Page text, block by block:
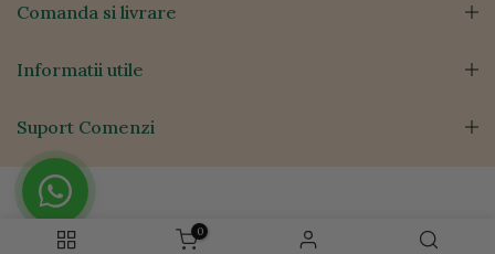
Comanda si livrare
Informatii utile
Suport Comenzi
0